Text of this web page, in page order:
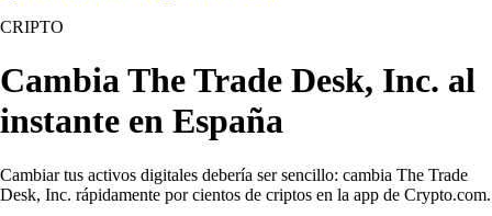
CRIPTO
Cambia The Trade Desk, Inc. al
instante en España
Cambiar tus activos digitales debería ser sencillo: cambia The Trade
Desk, Inc. rápidamente por cientos de criptos en la app de Crypto.com.